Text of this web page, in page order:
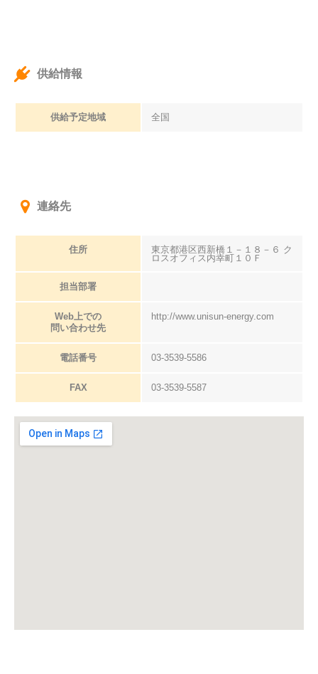
供給情報
供給予定地域 全国
連絡先
住所
東京都港区西新橋１－１８－６ ク
ロスオフィス内幸町１０Ｆ
担当部署
Web上での
問い合わせ先
http://www.unisun-energy.com
電話番号 03-3539-5586
FAX 03-3539-5587